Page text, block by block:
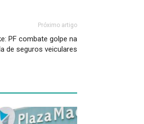
Próximo artigo
PF combate golpe na
de seguros veiculares